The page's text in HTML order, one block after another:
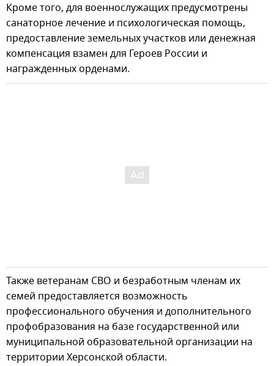
Кроме того, для военнослужащих предусмотрены
санаторное лечение и психологическая помощь,
предоставление земельных участков или денежная
компенсация взамен для Героев России и
награжденных орденами.
Также ветеранам СВО и безработным членам их
семей предоставляется возможность
профессионального обучения и дополнительного
профобразования на базе государственной или
муниципальной образовательной организации на
территории Херсонской области.